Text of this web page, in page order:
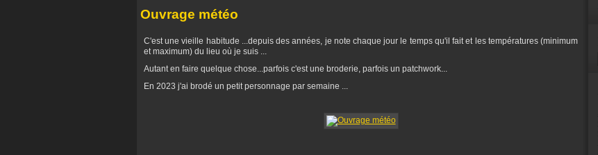
Ouvrage météo
C'est une vieille habitude ...depuis des années, je note chaque jour le temps qu'il fait et les températures (minimum
et maximum) du lieu où je suis ...
Autant en faire quelque chose...parfois c'est une broderie, parfois un patchwork...
En 2023 j'ai brodé un petit personnage par semaine ...